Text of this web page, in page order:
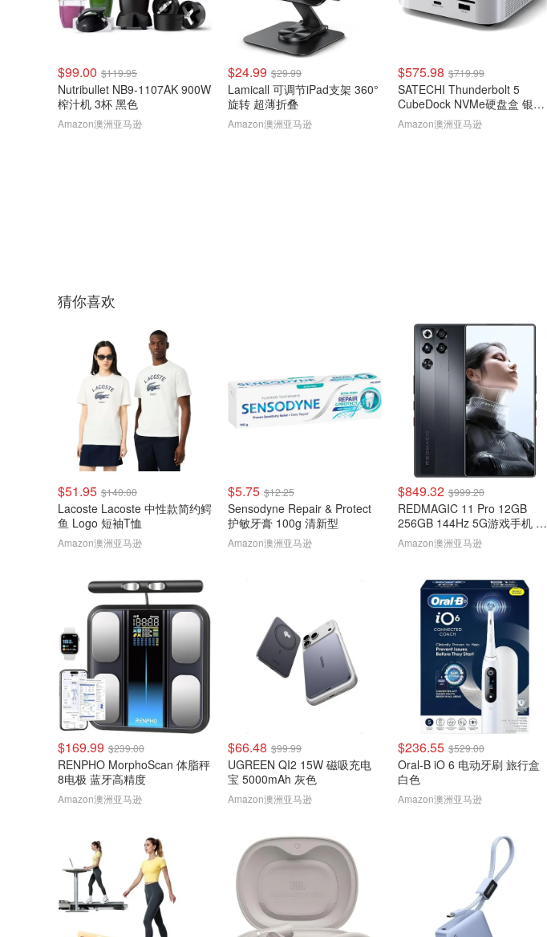
$99.00 $119.95
Nutribullet NB9-1107AK 900W
榨汁机 3杯 黑色
Amazon澳洲亚马逊
$24.99 $29.99
Lamicall 可调节iPad支架 360°
旋转 超薄折叠
Amazon澳洲亚马逊
$575.98 $719.99
SATECHI Thunderbolt 5
CubeDock NVMe硬盘盒 银色
80Gbps 140W扩展坞
Amazon澳洲亚马逊
猜你喜欢
$51.95 $140.00
Lacoste Lacoste 中性款简约鳄
鱼 Logo 短袖T恤
Amazon澳洲亚马逊
$5.75 $12.25
Sensodyne Repair & Protect
护敏牙膏 100g 清新型
Amazon澳洲亚马逊
$849.32 $999.20
REDMAGIC 11 Pro 12GB
256GB 144Hz 5G游戏手机 黑
色
Amazon澳洲亚马逊
$169.99 $239.00
RENPHO MorphoScan 体脂秤
8电极 蓝牙高精度
Amazon澳洲亚马逊
$66.48 $99.99
UGREEN QI2 15W 磁吸充电
宝 5000mAh 灰色
Amazon澳洲亚马逊
$236.55 $529.00
Oral-B iO 6 电动牙刷 旅行盒
白色
Amazon澳洲亚马逊